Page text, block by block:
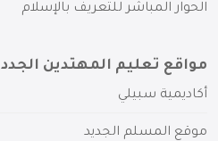
الحوار المباشر للتعريف بالإسلام
مواقع تعليم المهتدين الجدد
أكاديمية سبيلي
موقع المسلم الجديد